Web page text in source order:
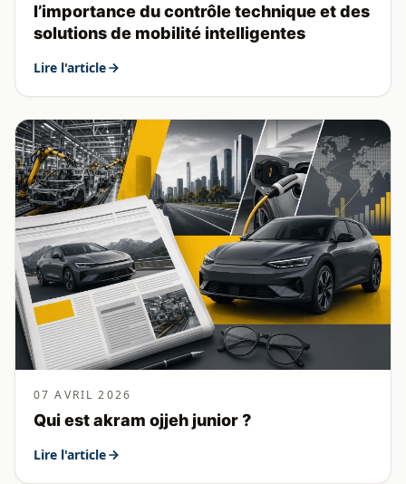
l’importance du contrôle technique et des
solutions de mobilité intelligentes
Lire l'article
07 AVRIL 2026
Qui est akram ojjeh junior ?
Lire l'article